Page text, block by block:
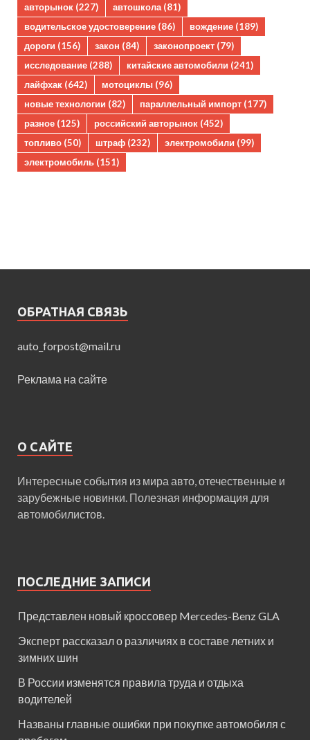
авторынок (227) автошкола(81)
водительское удостоверение (86) вождение (189)
дороги (156) закон (84) законопроект (79)
исследование (288) китайские автомобили (241)
лайфхак (642) мотоциклы (96)
новые технологии (82) параллельный импорт (177)
разное (125) российский авторынок (452)
топливо (50) штраф (232) электромобили (99)
электромобиль (151)
ОБРАТНАЯ СВЯЗЬ
auto_forpost@mail.ru
Реклама на сайте
О САЙТЕ
Интересные события из мира авто, отечественные и
зарубежные новинки. Полезная информация для
автомобилистов.
ПОСЛЕДНИЕ ЗАПИСИ
Представлен новый кроссовер Mercedes-Benz GLA
Эксперт рассказал о различиях в составе летних и
зимних шин
В России изменятся правила труда и отдыха
водителей
Названы главные ошибки при покупке автомобиля с